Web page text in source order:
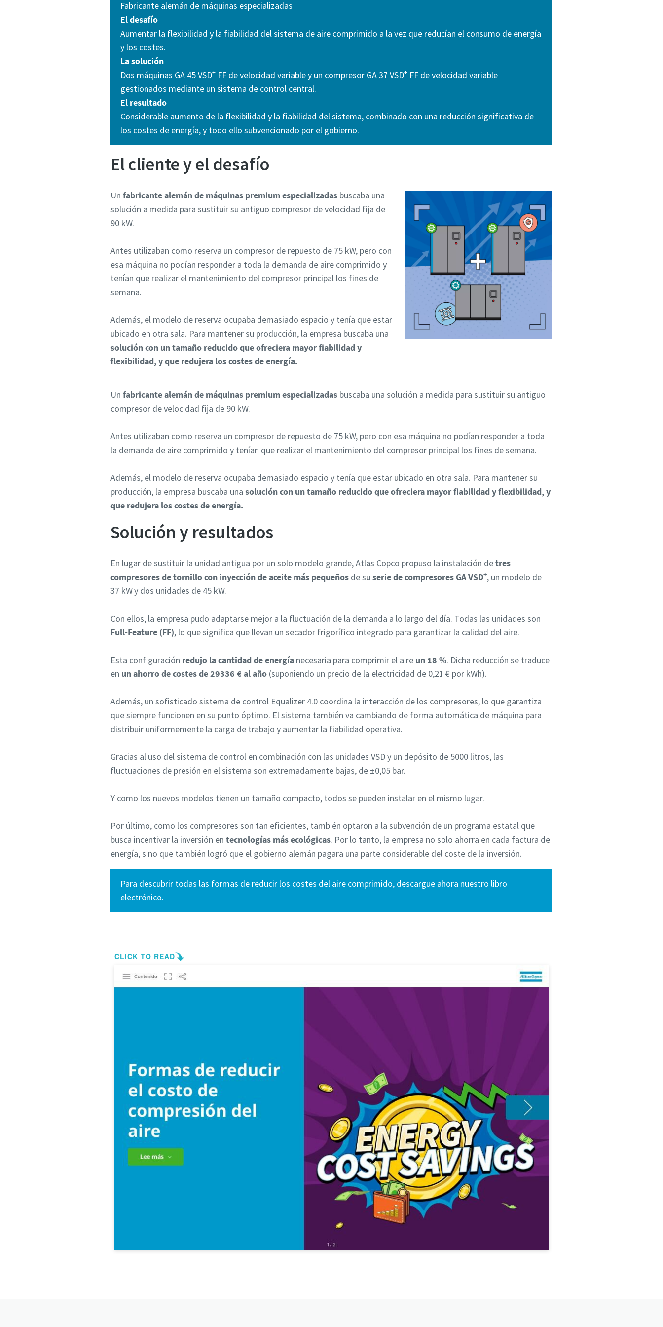
Fabricante alemán de máquinas especializadas
El desafío
Aumentar la flexibilidad y la fiabilidad del sistema de aire comprimido a la vez que reducían el consumo de energía
y los costes.
La solución
Dos máquinas GA 45 VSD+ FF de velocidad variable y un compresor GA 37 VSD+ FF de velocidad variable
gestionados mediante un sistema de control central.
El resultado
Considerable aumento de la flexibilidad y la fiabilidad del sistema, combinado con una reducción significativa de
los costes de energía, y todo ello subvencionado por el gobierno.
El cliente y el desafío
Un fabricante alemán de máquinas premium especializadas buscaba una
solución a medida para sustituir su antiguo compresor de velocidad fija de
90 kW.
Antes utilizaban como reserva un compresor de repuesto de 75 kW, pero con
esa máquina no podían responder a toda la demanda de aire comprimido y
tenían que realizar el mantenimiento del compresor principal los fines de
semana.
Además, el modelo de reserva ocupaba demasiado espacio y tenía que estar
ubicado en otra sala. Para mantener su producción, la empresa buscaba una
solución con un tamaño reducido que ofreciera mayor fiabilidad y
flexibilidad, y que redujera los costes de energía.
Un fabricante alemán de máquinas premium especializadas buscaba una solución a medida para sustituir su antiguo
compresor de velocidad fija de 90 kW.
Antes utilizaban como reserva un compresor de repuesto de 75 kW, pero con esa máquina no podían responder a toda
la demanda de aire comprimido y tenían que realizar el mantenimiento del compresor principal los fines de semana.
Además, el modelo de reserva ocupaba demasiado espacio y tenía que estar ubicado en otra sala. Para mantener su
producción, la empresa buscaba una solución con un tamaño reducido que ofreciera mayor fiabilidad y flexibilidad, y
que redujera los costes de energía.
Solución y resultados
En lugar de sustituir la unidad antigua por un solo modelo grande, Atlas Copco propuso la instalación detres
compresores de tornillo con inyección de aceite más pequeños de su serie de compresores GA VSD+, un modelo de
37 kWy dos unidades de 45 kW.
Con ellos, la empresa pudo adaptarse mejor a la fluctuación de la demanda a lo largo del día. Todas las unidades son
Full-Feature (FF), lo que significa que llevan un secador frigorífico integrado para garantizar la calidad del aire.
Esta configuración redujo la cantidad de energía necesaria para comprimir el aire un 18 %. Dicha reducción se traduce
en un ahorro de costes de 29336 € al año (suponiendo un precio de la electricidad de 0,21 € por kWh).
Además, un sofisticado sistema de control Equalizer 4.0 coordina la interacción de los compresores, lo que garantiza
que siempre funcionen en su punto óptimo. El sistema también va cambiando de forma automática de máquina para
distribuir uniformemente la carga de trabajo y aumentar la fiabilidad operativa.
Gracias al uso del sistema de control en combinación con las unidades VSD y un depósito de 5000 litros, las
fluctuaciones de presión en el sistema son extremadamente bajas, de ±0,05 bar.
Y como los nuevos modelos tienen un tamaño compacto, todos se pueden instalar en el mismo lugar.
Por último, como los compresores son tan eficientes, también optaron a la subvención de un programa estatal que
busca incentivar la inversión en tecnologías más ecológicas. Por lo tanto, la empresa no solo ahorra en cada factura de
energía, sino que también logró que el gobierno alemán pagara una parte considerable del coste de la inversión.
Para descubrir todas las formas de reducir los costes del aire comprimido, descargue ahora nuestro libro
electrónico.